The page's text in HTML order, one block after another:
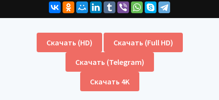
Скачать (HD)
Скачать (Full HD)
Скачать (Telegram)
Скачать 4K